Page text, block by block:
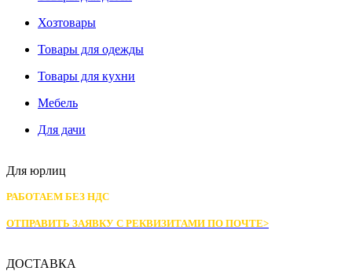
Хозтовары
Товары для одежды
Товары для кухни
Мебель
Для дачи
Для юрлиц
РАБОТАЕМ БЕЗ НДС
ОТПРАВИТЬ ЗАЯВКУ С РЕКВИЗИТАМИ ПО ПОЧТЕ>
ДОСТАВКА